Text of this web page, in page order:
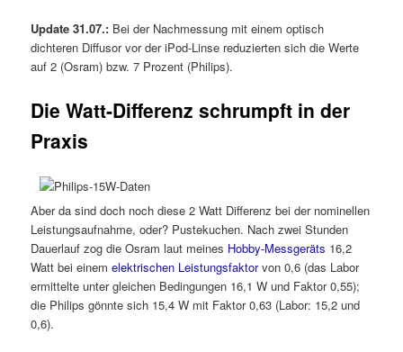
Update 31.07.: Bei der Nachmessung mit einem optisch
dichteren Diffusor vor der iPod-Linse reduzierten sich die Werte
auf 2 (Osram) bzw. 7 Prozent (Philips).
Die Watt-Differenz schrumpft in der
Praxis
Aber da sind doch noch diese 2 Watt Differenz bei der nominellen
Leistungsaufnahme, oder? Pustekuchen. Nach zwei Stunden
Dauerlauf zog die Osram laut meines Hobby-Messgeräts 16,2
Watt bei einemelektrischen Leistungsfaktorvon 0,6 (das Labor
ermittelte unter gleichen Bedingungen 16,1 W und Faktor 0,55);
die Philips gönnte sich 15,4 W mit Faktor 0,63 (Labor: 15,2 und
0,6).